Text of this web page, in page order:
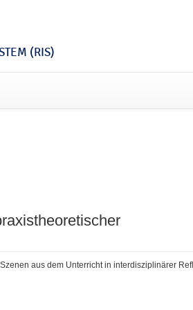
(RIS)
aus dem Unterricht in interdisziplinärer